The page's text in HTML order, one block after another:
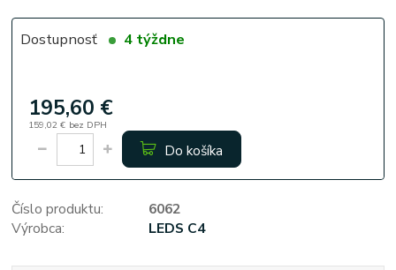
Dostupnosť 4 týždne
195,60 €
159,02 € bez DPH
Do košíka
Číslo produktu:
6062
Výrobca:
LEDS C4